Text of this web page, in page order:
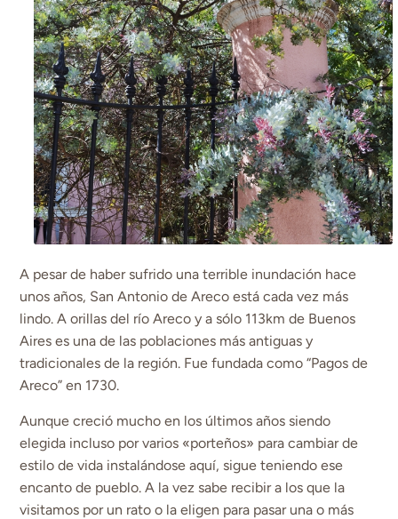
A pesar de haber sufrido una terrible inundación hace
unos años, San Antonio de Areco está cada vez más
lindo. A orillas del río Areco y a sólo 113km de Buenos
Aires es una de las poblaciones más antiguas y
tradicionales de la región. Fue fundada como “Pagos de
Areco” en 1730.
Aunque creció mucho en los últimos años siendo
elegida incluso por varios «porteños» para cambiar de
estilo de vida instalándose aquí, sigue teniendo ese
encanto de pueblo. A la vez sabe recibir a los que la
visitamos por un rato o la eligen para pasar una o más